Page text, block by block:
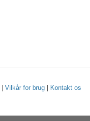
Vilkår for brug Kontakt os